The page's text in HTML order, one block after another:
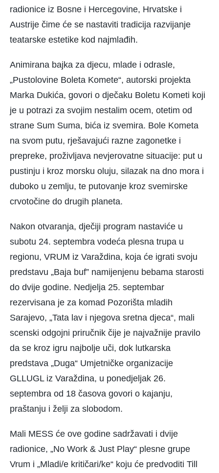
radionice iz Bosne i Hercegovine, Hrvatske i
Austrije čime će se nastaviti tradicija razvijanje
teatarske estetike kod najmlađih.
Animirana bajka za djecu, mlade i odrasle,
„Pustolovine Boleta Komete“, autorski projekta
Marka Dukića, govori o dječaku Boletu Kometi koji
je u potrazi za svojim nestalim ocem, otetim od
strane Sum Suma, bića iz svemira. Bole Kometa
na svom putu, rješavajući razne zagonetke i
prepreke, proživljava nevjerovatne situacije: put u
pustinju i kroz morsku oluju, silazak na dno mora i
duboko u zemlju, te putovanje kroz svemirske
crvotočine do drugih planeta.
Nakon otvaranja, dječiji program nastaviće u
subotu 24. septembra vodeća plesna trupa u
regionu, VRUM iz Varaždina, koja će igrati svoju
predstavu „Baja buf” namijenjenu bebama starosti
do dvije godine. Nedjelja 25. septembar
rezervisana je za komad Pozorišta mladih
Sarajevo, „Tata lav i njegova sretna djeca“, mali
scenski odgojni priručnik čije je najvažnije pravilo
da se kroz igru najbolje uči, dok lutkarska
predstava „Duga“ Umjetničke organizacije
GLLUGL iz Varaždina, u ponedjeljak 26.
septembra od 18 časova govori o kajanju,
praštanju i želji za slobodom.
Mali MESS će ove godine sadržavati i dvije
radionice, „No Work & Just Play“ plesne grupe
Vrum i „Mladi/e kritičari/ke“ koju će predvoditi Till